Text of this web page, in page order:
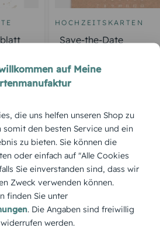
HOCHZEITSKARTEN
Save-the-Date
moderne Linien mit
Save the Date Karte eignet sich
die ihrem Stil treu bleiben und
möchten.
auf Meine
die uns helfen unseren Shop zu
somit den besten Service und ein
zu bieten. Sie können die
oder einfach auf "Alle Cookies
Sie einverstanden sind, dass wir
Zweck verwenden können.
finden Sie unter
. Die Angaben sind freiwillig
werden.